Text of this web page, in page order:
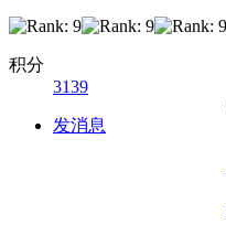
积分
3139
发消息